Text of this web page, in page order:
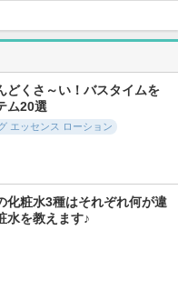
酸
薬用雪肌精 ブライ
トニング エマルジ
雪肌精
どくさ～い！バスタイムを
ム20選
エッセンス ローション
化粧水3種はそれぞれ何が違
水を教えます♪